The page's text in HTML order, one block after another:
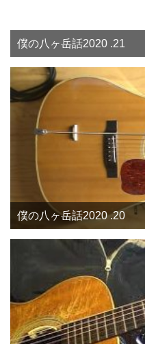
僕の八ヶ岳話2020 .21
僕の八ヶ岳話2020 .20